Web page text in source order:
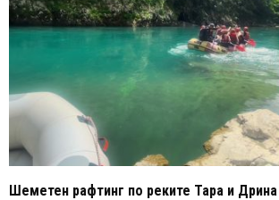
Шеметен рафтинг по реките Тара и